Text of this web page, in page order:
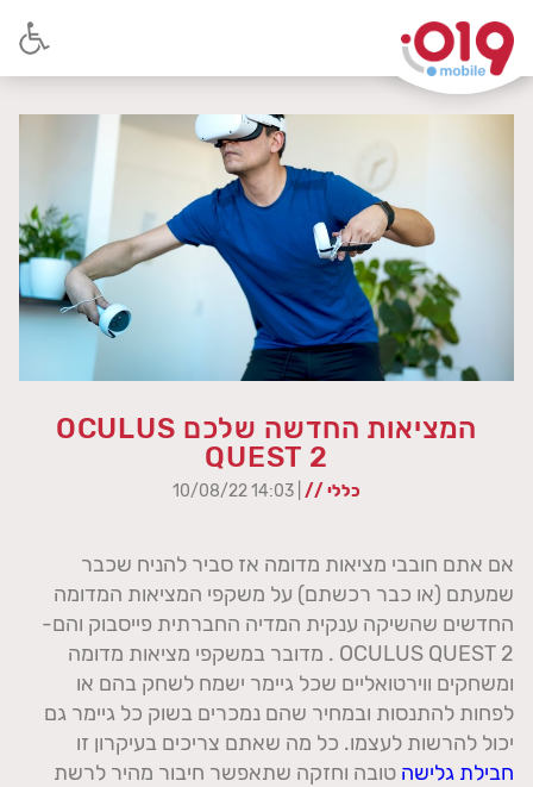
המציאות החדשה שלכם OCULUS
QUEST 2
כללי //
אם אתם חובבי מציאות מדומה אז סביר להניח שכבר
שמעתם (או כבר רכשתם) על משקפי המציאות המדומה
החדשים שהשיקה ענקית המדיה החברתית פייסבוק והם-
OCULUS QUEST 2 . מדובר במשקפי מציאות מדומה
ומשחקים ווירטואליים שכל גיימר ישמח לשחק בהם או
לפחות להתנסות ובמחיר שהם נמכרים בשוק כל גיימר גם
יכול להרשות לעצמו. כל מה שאתם צריכים בעיקרון זו
חבילת גלישה טובה וחזקה שתאפשר חיבור מהיר לרשת